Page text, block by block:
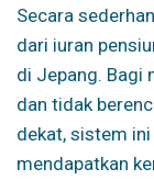
Secara
dari iuran
di Jepang. Bagi
dan tidak
dekat, sistem
mendapatkan